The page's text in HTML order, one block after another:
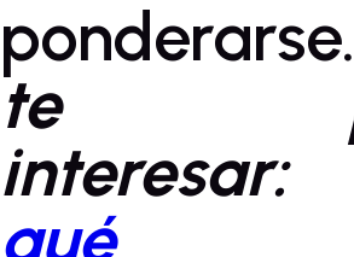
ponderarse.
te
qué